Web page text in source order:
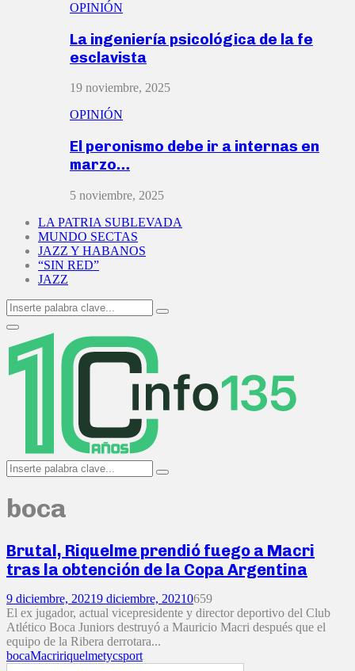
OPINIÓN
La ingeniería psicológica de la fe
esclavista
19 noviembre, 2025
OPINIÓN
El peronismo debe ir a internas en
marzo…
5 noviembre, 2025
LA PATRIA SUBLEVADA
MUNDO SECTAS
JAZZ Y HABANOS
“SIN RED”
JAZZ
Search
for:
Search
Primary
Menu
Search
for:
Search
boca
Brutal, Riquelme prendió fuego a Macri
tras la obtención de la Copa Argentina
9 diciembre, 20219 diciembre, 20210659
El ex jugador, actual vicepresidente y director deportivo del Club
Atlético Boca Juniors destruyó a Mauricio Macri después que el
equipo de la Ribera derrotara...
bocaMacririquelmetycsport